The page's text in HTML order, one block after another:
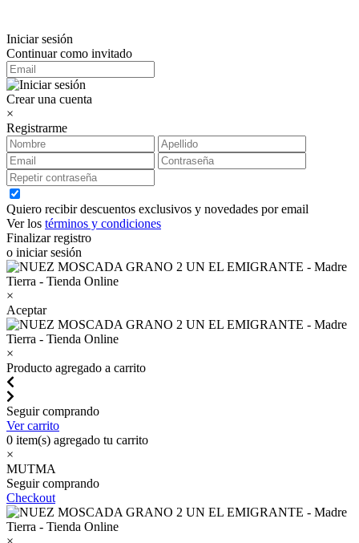
Iniciar sesión
Continuar como invitado
Crear una cuenta
×
Registrarme
Quiero recibir descuentos exclusivos y novedades por email
Ver los términos y condiciones
Finalizar registro
o iniciar sesión
×
Aceptar
×
Producto agregado a carrito
Seguir comprando
Ver carrito
0 item(s) agregado tu carrito
×
MUTMA
Seguir comprando
Checkout